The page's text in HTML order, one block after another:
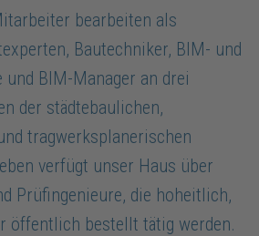
bearbeiten als
Bautechniker, BIM- und
und BIM-Manager an drei
der städtebaulichen,
tragwerksplanerischen
verfügt unser Haus über
Prüfingenieure, die hoheitlich,
öffentlich bestellt tätig werden.